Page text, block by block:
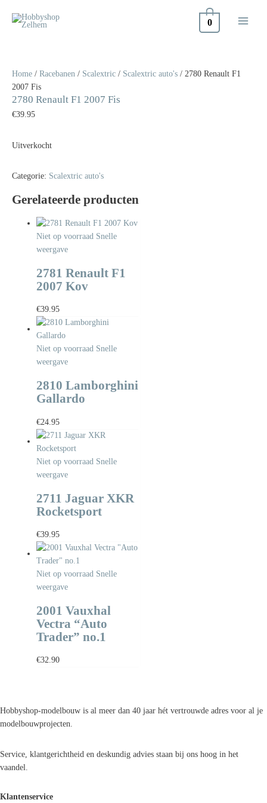
naar
0
Home / Racebanen / Scalextric / Scalextric auto's / 2780 Renault F1
2007 Fis
2780 Renault F1 2007 Fis
€39.95
Uitverkocht
Categorie: Scalextric auto's
Gerelateerde producten
Niet op voorraad Snelle
weergave
2781 Renault F1
2007 Kov
€39.95
Niet op voorraad Snelle
weergave
2810 Lamborghini
Gallardo
€24.95
Niet op voorraad Snelle
weergave
2711 Jaguar XKR
Rocketsport
€39.95
Niet op voorraad Snelle
weergave
2001 Vauxhal
Vectra “Auto
Trader” no.1
€32.90
Hobbyshop-modelbouw is al meer dan 40 jaar hét vertrouwde adres voor al je
modelbouwprojecten.
Service, klantgerichtheid en deskundig advies staan bij ons hoog in het
vaandel.
Klantenservice